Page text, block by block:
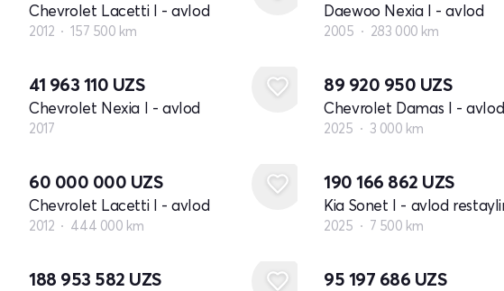
Chevrolet Lacetti I - avlod
2012 157 500 km
Daewoo Nexia I - avlod
2005 283 000 km
41 963 110 UZS
Chevrolet Nexia I - avlod
2017
89 920 950 UZS
Chevrolet Damas I - avlod
2025 3 000 km
60 000 000 UZS
Chevrolet Lacetti I - avlod
2012 444 000 km
190 166 862 UZS
Kia Sonet I - avlod
2025 7 500 km
188 953 582 UZS 95 197 686 UZS